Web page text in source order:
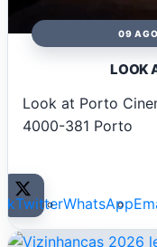
09
LOOK
Look at Porto
4000-381 Porto
TwitterWhatsApp